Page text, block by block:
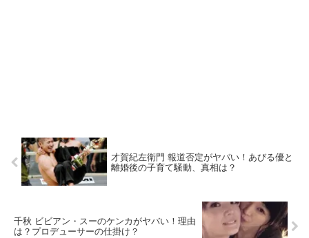
才賀紀左衛門 報道否定がヤバい！あびる優と
離婚後の子育て騒動、真相は？
千秋 ビビアン・スーのケンカがヤバい！理由
は？プロデューサーの仕掛け？